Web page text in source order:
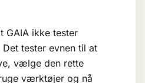
GAIA ikke tester
tester evnen til at
vælge den rette
værktøjer og nå